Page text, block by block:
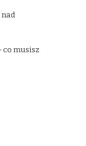
nad
co musisz